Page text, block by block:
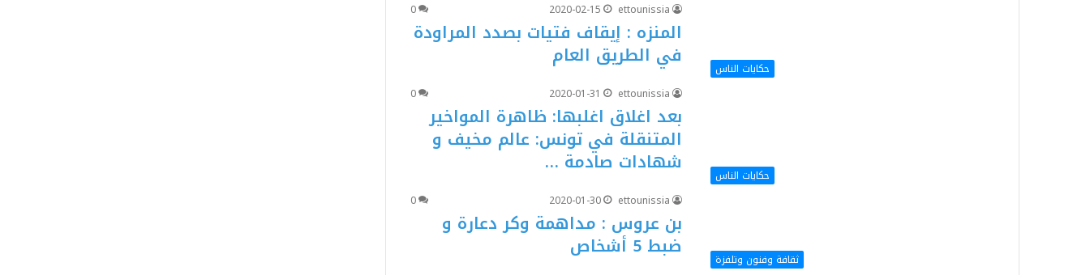
ettounissia
2020-02-15
0
المنزه : إيقاف فتيات بصدد المراودة
في الطريق العام
حكايات الناس
ettounissia
2020-01-31
0
بعد اغلاق اغلبها: ظاهرة المواخير
المتنقلة في تونس: عالم مخيف و
شهادات صادمة …
حكايات الناس
ettounissia
2020-01-30
0
بن عروس : مداهمة وكر دعارة و
ضبط 5 أشخاص
ثقافة وفنون وتلفزة